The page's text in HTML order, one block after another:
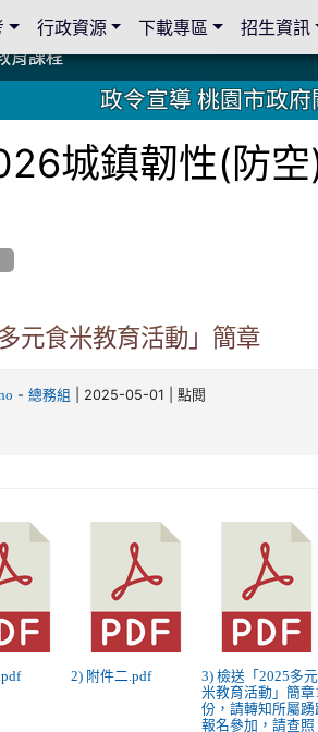
育課程
育課程
市家長會與桃園女子美容商業童也工會
市家長會與桃園女子美容商業童也工會
育課程
育課程
獅子會與本校師生歲末感恩活動
獅子會與本校師生歲末感恩活動
獅子會贈送本校學生耶誕禮物
獅子會贈送本校學生耶誕禮物
物
物
金
金
國際獅子會獅兄、師姐同樂
國際獅子會獅兄、師姐同樂
共關係
共關係
政令宣導 桃園市政府
城鎮韌性(防
元食米教育活動」簡章
- 總務組 | 2025-05-01 | 點閱
2) 附件二.pdf
3) 檢送「2025多
米教育活動」簡章1
份，請轉知所屬踴
報名參加，請查照
行政資源 下載專區 招生資訊